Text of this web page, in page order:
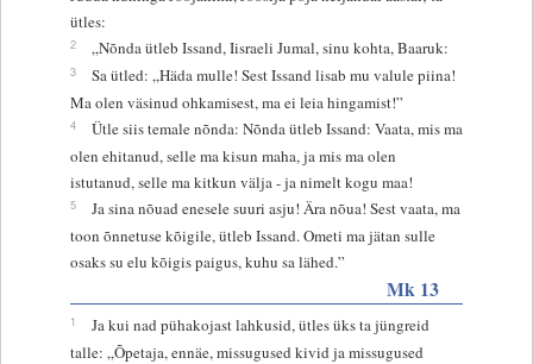
ütles:
2 „Nõnda ütleb Issand, Iisraeli Jumal, sinu kohta, Baaruk:
3
Sa ütled: „Häda mulle! Sest Issand lisab mu valule piina!
Ma olen väsinud ohkamisest, ma ei leia hingamist!”
4
Ütle siis temale nõnda: Nõnda ütleb Issand: Vaata, mis ma
olen ehitanud, selle ma kisun maha, ja mis ma olen
istutanud, selle ma kitkun välja - ja nimelt kogu maa!
5
Ja sina nõuad enesele suuri asju! Ära nõua! Sest vaata, ma
toon õnnetuse kõigile, ütleb Issand. Ometi ma jätan sulle
osaks su elu kõigis paigus, kuhu sa lähed.”
Mk 13
1
Ja kui nad pühakojast lahkusid, ütles üks ta jüngreid
talle: „Õpetaja, ennäe, missugused kivid ja missugused